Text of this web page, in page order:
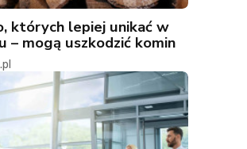
których lepiej unikać w
– mogą uszkodzić komin